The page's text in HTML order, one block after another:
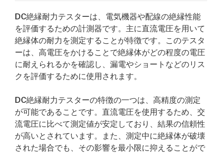
DC絶縁耐力テスターは、電気機器や配線の絶縁性能
を評価するための計測器です。主に直流電圧を用いて
絶縁体の耐力を測定することが特徴です。このテスタ
ーは、高電圧をかけることで絶縁体がどの程度の電圧
に耐えられるかを確認し、漏電やショートなどのリス
クを評価するために使用されます。
DC絶縁耐力テスターの特徴の一つは、高精度の測定
が可能であることです。直流電圧を使用するため、交
流電圧に比べて測定値が安定しており、結果の信頼性
が高いとされています。また、測定中に絶縁体が破壊
された場合でも、その影響を最小限に抑えることがで